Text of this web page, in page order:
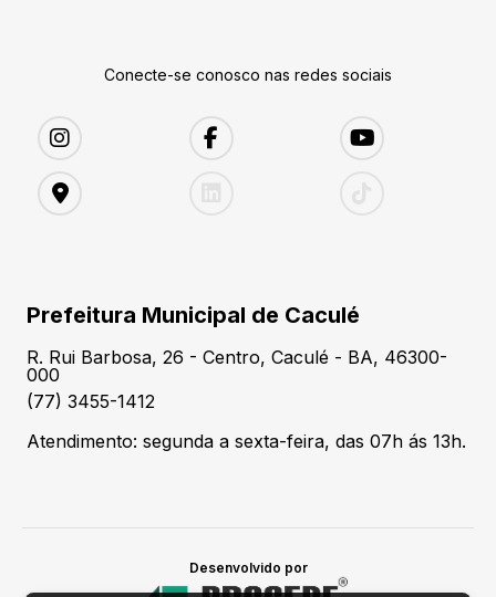
Conecte-se conosco nas redes sociais
Prefeitura Municipal de Caculé
R. Rui Barbosa, 26 - Centro, Caculé - BA, 46300-
000
(77) 3455-1412
Atendimento: segunda a sexta-feira, das 07h ás 13h.
Desenvolvido por